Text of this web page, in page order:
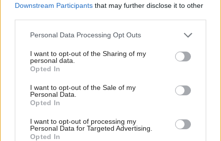
Downstream Participants that may further disclose it to other
Please note that this website/app uses one or more Google
not limited to your visit or usage behaviour. You may click to
grant or deny consent to Google and its third-party tags to
use your data for below specified purposes in below Google
consent section.
Personal Data Processing Opt Outs
I want to opt-out of the Sharing of my
personal data.
Opted In
I want to opt-out of the Sale of my
Personal Data.
Opted In
I want to opt-out of processing my
Personal Data for Targeted Advertising.
Opted In